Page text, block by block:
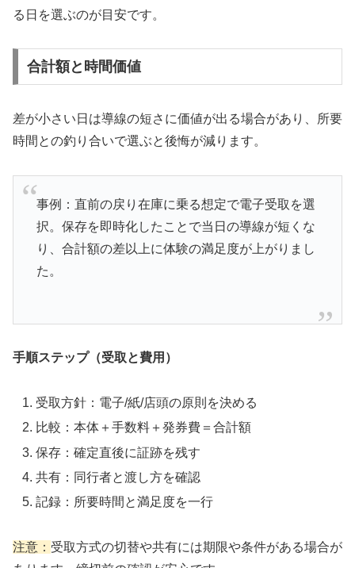
る日を選ぶのが目安です。
合計額と時間価値
差が小さい日は導線の短さに価値が出る場合があり、所要
時間との釣り合いで選ぶと後悔が減ります。
事例：直前の戻り在庫に乗る想定で電子受取を選
択。保存を即時化したことで当日の導線が短くな
り、合計額の差以上に体験の満足度が上がりまし
た。
手順ステップ（受取と費用）
受取方針：電子/紙/店頭の原則を決める
比較：本体＋手数料＋発券費＝合計額
保存：確定直後に証跡を残す
共有：同行者と渡し方を確認
記録：所要時間と満足度を一行
注意： 受取方式の切替や共有には期限や条件がある場合が